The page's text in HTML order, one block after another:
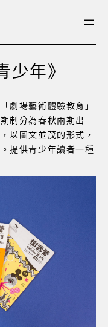
年》
劇場藝術體驗教育」
制分為春秋兩期出
以圖文並茂的形式，
提供青少年讀者一種